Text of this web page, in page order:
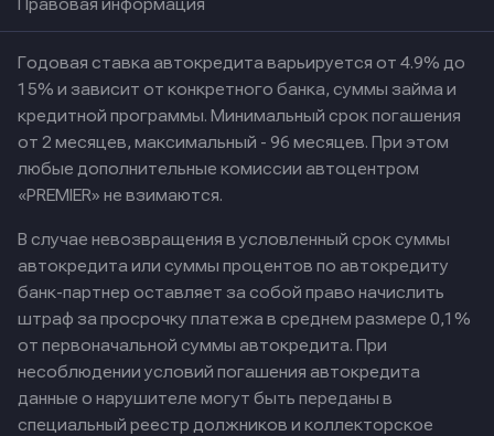
Правовая информация
Годовая ставка автокредита варьируется от 4.9% до
15% и зависит от конкретного банка, суммы займа и
кредитной программы. Минимальный срок погашения
от 2 месяцев, максимальный - 96 месяцев. При этом
любые дополнительные комиссии автоцентром
«PREMIER» не взимаются.
В случае невозвращения в условленный срок суммы
автокредита или суммы процентов по автокредиту
банк-партнер оставляет за собой право начислить
штраф за просрочку платежа в среднем размере 0,1%
от первоначальной суммы автокредита. При
несоблюдении условий погашения автокредита
данные о нарушителе могут быть переданы в
специальный реестр должников и коллекторское